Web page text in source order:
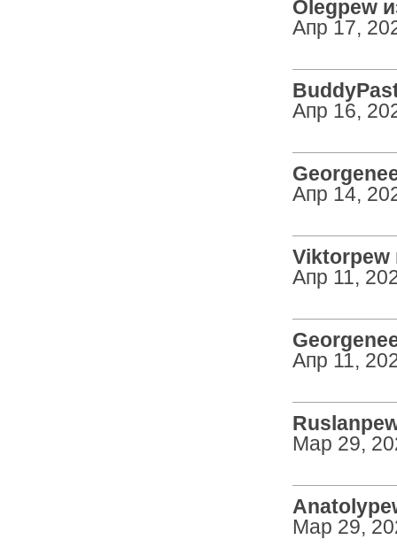
Olegpew
Апр 17,
Апр 16,
Апр 14,
Viktorpew
Апр 11,
Апр 11,
Мар 29,
Мар 29,